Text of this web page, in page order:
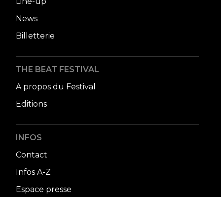
News
Billetterie
THE BEAT FESTIVAL
A propos du Festival
Editions
INFOS
Contact
Infos A-Z
Espace presse